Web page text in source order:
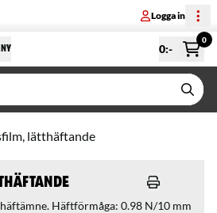
Logga in
0:-
0
lätthäftande
Häftförmåga: 0.98 N/10 mm